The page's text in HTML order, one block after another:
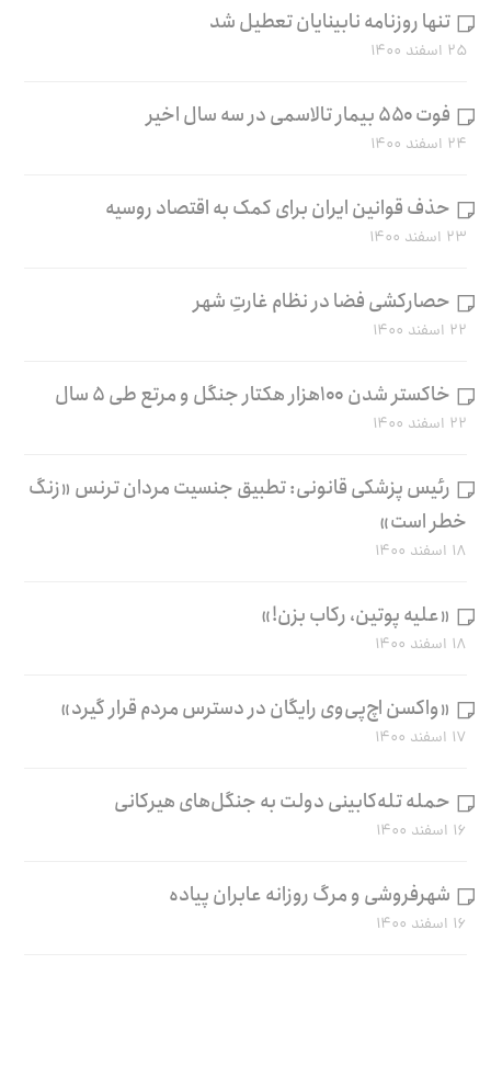
تنها روزنامه نابینایان تعطیل شد
۲۵ اسفند ۱۴۰۰
فوت ۵۵۰ بیمار تالاسمی در سه سال اخیر
۲۴ اسفند ۱۴۰۰
حذف قوانین ایران برای کمک به اقتصاد روسیه
۲۳ اسفند ۱۴۰۰
حصارکشی فضا در نظام غارتِ شهر
۲۲ اسفند ۱۴۰۰
خاکستر شدن ۱۰۰هزار هکتار جنگل و مرتع طی ۵ سال
۲۲ اسفند ۱۴۰۰
رئیس پزشکی قانونی: تطبیق جنسیت مردان ترنس «زنگ
خطر است»
۱۸ اسفند ۱۴۰۰
«علیه پوتین، رکاب بزن!»
۱۸ اسفند ۱۴۰۰
«واکسن اچ‌پی‌وی رایگان در دسترس مردم قرار گیرد»
۱۷ اسفند ۱۴۰۰
حمله تله‌کابینی دولت به جنگل‌های هیرکانی
۱۶ اسفند ۱۴۰۰
شهرفروشی و مرگ روزانه عابران پیاده
۱۶ اسفند ۱۴۰۰